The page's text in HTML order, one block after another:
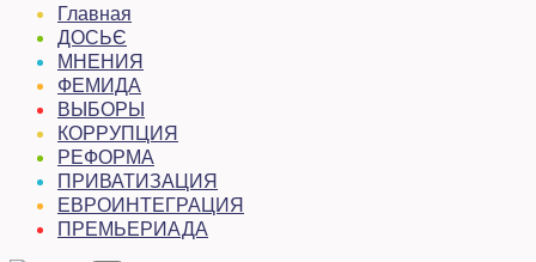
Главная
ДОСЬЄ
МНЕНИЯ
ФЕМИДА
ВЫБОРЫ
КОРРУПЦИЯ
РЕФОРМА
ПРИВАТИЗАЦИЯ
ЕВРОИНТЕГРАЦИЯ
ПРЕМЬЕРИАДА